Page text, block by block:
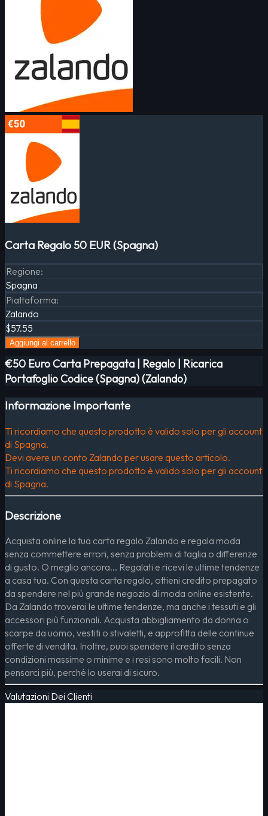
Carta Regalo 50 EUR (Spagna)
Regione:
Spagna
Piattaforma:
Zalando
$57.55
Aggiungi al carrello
€50 Euro Carta Prepagata | Regalo | Ricarica
Portafoglio Codice (Spagna) (Zalando)
Informazione Importante
Ti ricordiamo che questo prodotto è valido solo per gli account
di Spagna.
Devi avere un conto Zalando per usare questo articolo.
Ti ricordiamo che questo prodotto è valido solo per gli account
di Spagna.
Descrizione
Acquista online la tua carta regalo Zalando e regala moda
senza commettere errori, senza problemi di taglia o differenze
di gusto. O meglio ancora... Regalati e ricevi le ultime tendenze
a casa tua. Con questa carta regalo, ottieni credito prepagato
da spendere nel più grande negozio di moda online esistente.
Da Zalando troverai le ultime tendenze, ma anche i tessuti e gli
accessori più funzionali. Acquista abbigliamento da donna o
scarpe da uomo, vestiti o stivaletti, e approfitta delle continue
offerte di vendita. Inoltre, puoi spendere il credito senza
condizioni massime o minime e i resi sono molto facili. Non
pensarci più, perché lo userai di sicuro.
Valutazioni Dei Clienti